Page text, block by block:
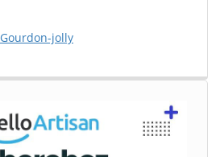
Gourdon-jolly